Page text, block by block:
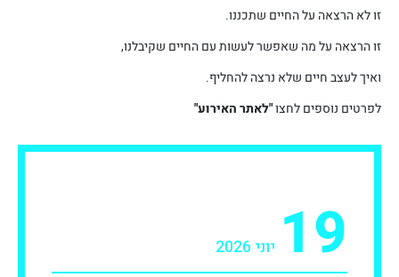
זו לא הרצאה על החיים שתכננו.
זו הרצאה על מה שאפשר לעשות עם החיים שקיבלנו,
ואיך לעצב חיים שלא נרצה להחליף.
לפרטים נוספים לחצו"לאתר האירוע"
19 יוני 2026